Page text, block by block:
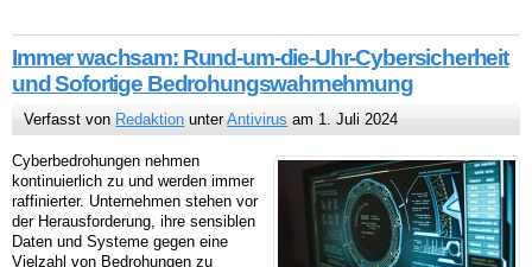
Immer wachsam: Rund-um-die-Uhr-Cybersicherheit
und Sofortige Bedrohungswahrnehmung
Verfasst von Redaktion unterAntivirus am 1. Juli 2024
Cyberbedrohungen nehmen
kontinuierlich zu und werden immer
raffinierter. Unternehmen stehen vor
der Herausforderung, ihre sensiblen
Daten und Systeme gegen eine
Vielzahl von Bedrohungen zu